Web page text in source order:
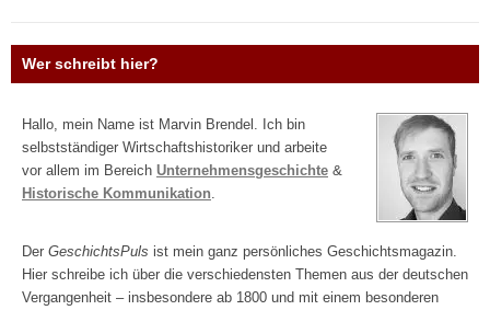
Wer schreibt hier?
Hallo, mein Name ist Marvin Brendel. Ich bin
selbstständiger Wirtschaftshistoriker und arbeite
vor allem im Bereich Unternehmensgeschichte &
Historische Kommunikation
Der GeschichtsPuls ist mein ganz persönliches Geschichtsmagazin.
Hier schreibe ich über die verschiedensten Themen aus der deutschen
Vergangenheit – insbesondere ab 1800 und mit einem besonderen